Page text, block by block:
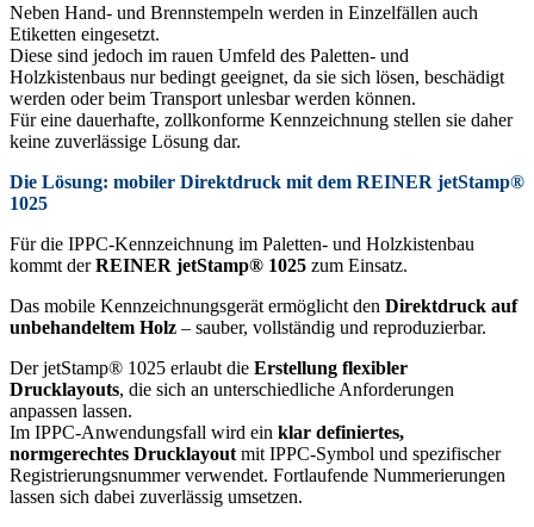
Neben Hand- und Brennstempeln werden in Einzelfällen auch
Etiketten eingesetzt.
Diese sind jedoch im rauen Umfeld des Paletten- und
Holzkistenbaus nur bedingt geeignet, da sie sich lösen, beschädigt
werden oder beim Transport unlesbar werden können.
Für eine dauerhafte, zollkonforme Kennzeichnung stellen sie daher
keine zuverlässige Lösung dar.
Die Lösung: mobiler Direktdruck mit dem REINER jetStamp®
1025
Für die IPPC-Kennzeichnung im Paletten- und Holzkistenbau
kommt derREINER jetStamp® 1025 zum Einsatz.
Das mobile Kennzeichnungsgerät ermöglicht den Direktdruck auf
unbehandeltem Holz – sauber, vollständig und reproduzierbar.
Der jetStamp® 1025 erlaubt die Erstellung flexibler
Drucklayouts, die sich an unterschiedliche Anforderungen
anpassen lassen.
Im IPPC-Anwendungsfall wird ein klar definiertes,
normgerechtes Drucklayout mit IPPC-Symbol und spezifischer
Registrierungsnummer verwendet. Fortlaufende Nummerierungen
lassen sich dabei zuverlässig umsetzen.